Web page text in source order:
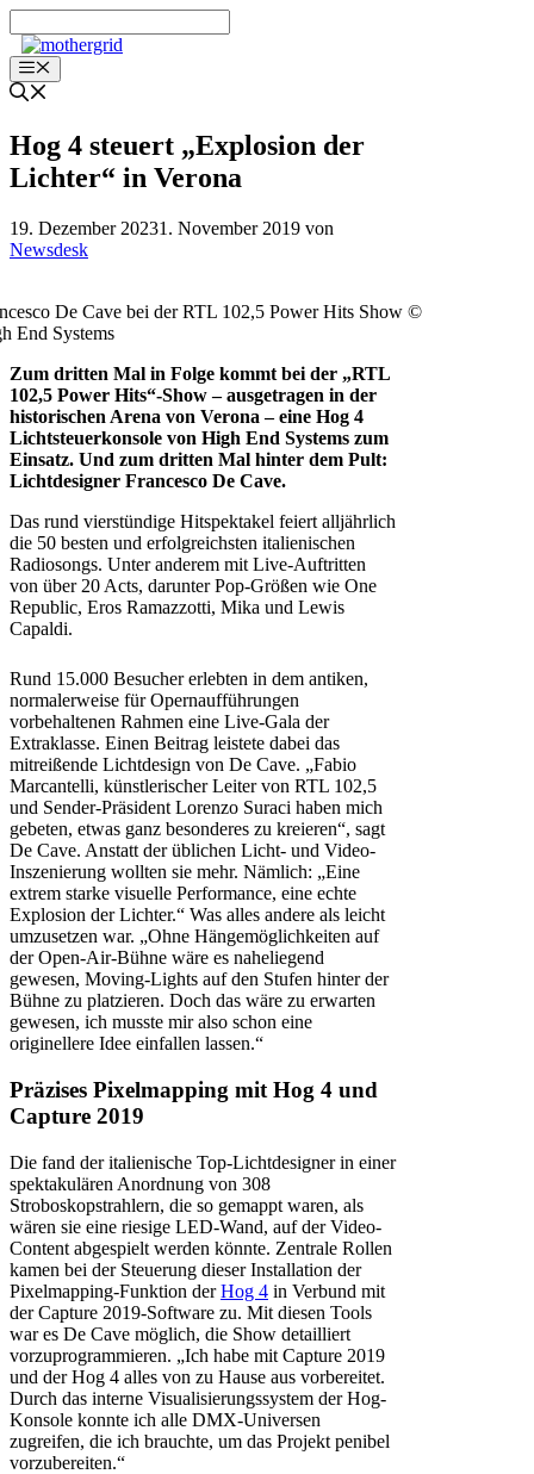
Inhalt
springenMenü
Hog 4 steuert „Explosion der
Lichter“ in Verona
19. Dezember 20231. November 2019 von
Newsdesk
De Cave bei der RTL 102,5 Power Hits Show ©
End Systems
Zum dritten Mal in Folge kommt bei der „RTL
102,5 Power Hits“-Show – ausgetragen in der
historischen Arena von Verona – eine Hog 4
Lichtsteuerkonsole von High End Systems zum
Einsatz. Und zum dritten Mal hinter dem Pult:
Lichtdesigner Francesco De Cave.
Das rund vierstündige Hitspektakel feiert alljährlich
die 50 besten und erfolgreichsten italienischen
Radiosongs. Unter anderem mit Live-Auftritten
von über 20 Acts, darunter Pop-Größen wie One
Republic, Eros Ramazzotti, Mika und Lewis
Capaldi.
Rund 15.000 Besucher erlebten in dem antiken,
normalerweise für Opernaufführungen
vorbehaltenen Rahmen eine Live-Gala der
Extraklasse. Einen Beitrag leistete dabei das
mitreißende Lichtdesign von De Cave. „Fabio
Marcantelli, künstlerischer Leiter von RTL 102,5
und Sender-Präsident Lorenzo Suraci haben mich
gebeten, etwas ganz besonderes zu kreieren“, sagt
De Cave. Anstatt der üblichen Licht- und Video-
Inszenierung wollten sie mehr. Nämlich: „Eine
extrem starke visuelle Performance, eine echte
Explosion der Lichter.“ Was alles andere als leicht
umzusetzen war. „Ohne Hängemöglichkeiten auf
der Open-Air-Bühne wäre es naheliegend
gewesen, Moving-Lights auf den Stufen hinter der
Bühne zu platzieren. Doch das wäre zu erwarten
gewesen, ich musste mir also schon eine
originellere Idee einfallen lassen.“
Präzises Pixelmapping mit Hog 4 und
Capture 2019
Die fand der italienische Top-Lichtdesigner in einer
spektakulären Anordnung von 308
Stroboskopstrahlern, die so gemappt waren, als
wären sie eine riesige LED-Wand, auf der Video-
Content abgespielt werden könnte. Zentrale Rollen
kamen bei der Steuerung dieser Installation der
Pixelmapping-Funktion derHog 4 in Verbund mit
der Capture 2019-Software zu. Mit diesen Tools
war es De Cave möglich, die Show detailliert
vorzuprogrammieren. „Ich habe mit Capture 2019
und der Hog 4 alles von zu Hause aus vorbereitet.
Durch das interne Visualisierungssystem der Hog-
Konsole konnte ich alle DMX-Universen
zugreifen, die ich brauchte, um das Projekt penibel
vorzubereiten.“